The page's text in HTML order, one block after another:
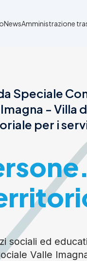
NewsAmministrazione
Speciale
- Villa
per i
sociali ed
Valle